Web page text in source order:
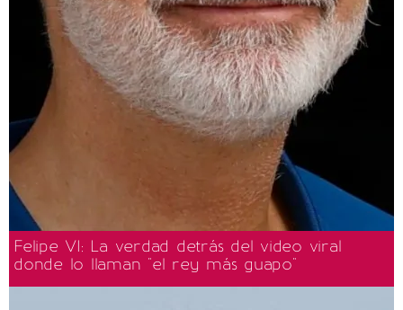
Felipe VI: La verdad detrás del video viral
donde lo llaman "el rey más guapo"